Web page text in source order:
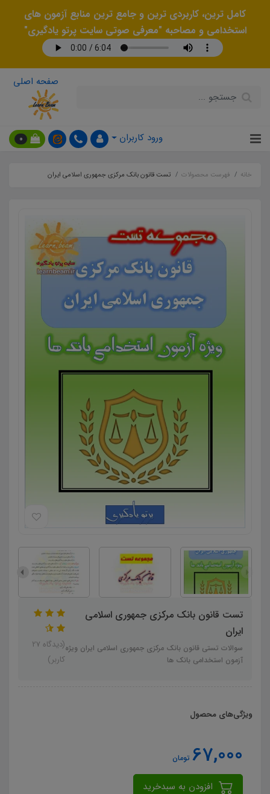
کامل ترین، کاربردی ترین و جامع ترین منابع آزمون های
استخدامی و مصاحبه "معرفی صوتی سایت پرتو یادگیری"
صفحه اصلی
ورود کاربران 0
خانه فهرست محصولات تست قانون بانک مرکزی جمهوری اسلامی ایران
تست قانون بانک مرکزی جمهوری اسلامی
ایران
سوالات تستی قانون بانک مرکزی جمهوری اسلامی ایران ویژه
آزمون استخدامی بانک ها
(دیدگاه 27
کاربر)
ویژگی‌های محصول
67,000 تومان